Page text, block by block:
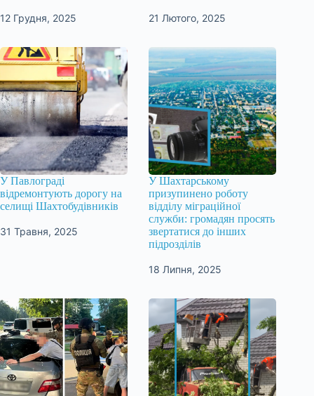
12 Грудня, 2025 21 Лютого, 2025
У Павлограді
відремонтують дорогу на
селищі Шахтобудівників
31 Травня, 2025
У Шахтарському
призупинено роботу
відділу міграційної
служби: громадян просять
звертатися до інших
підрозділів
18 Липня, 2025